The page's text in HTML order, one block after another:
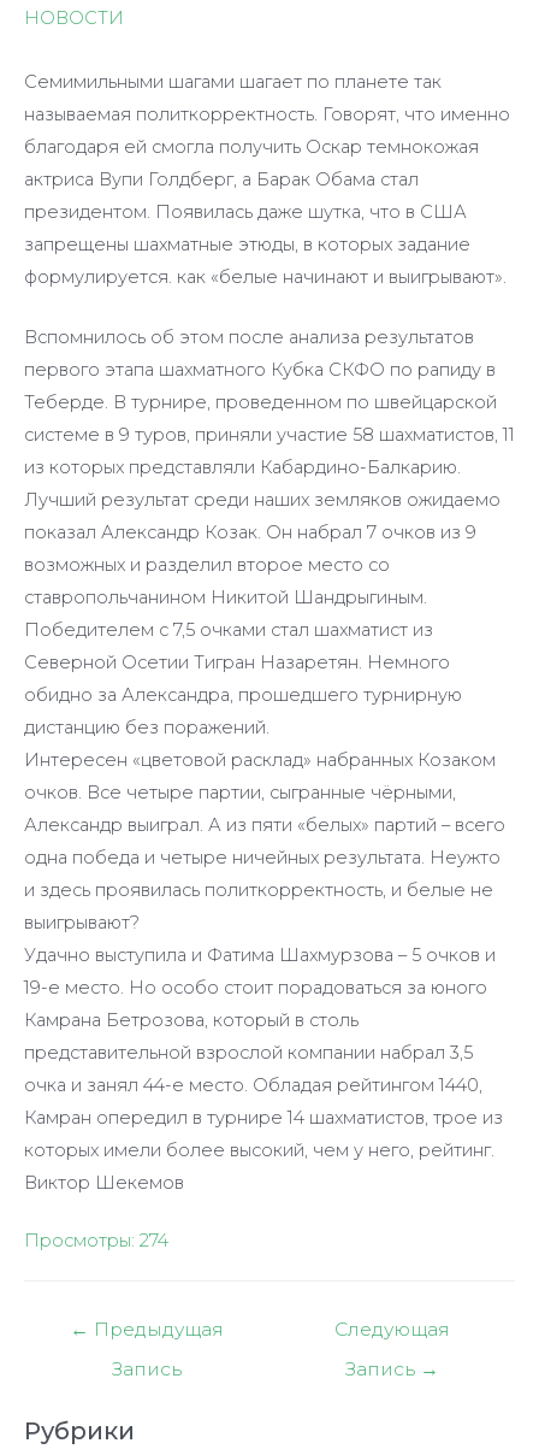
НОВОСТИ
Семимильными шагами шагает по планете так
называемая политкорректность. Говорят, что именно
благодаря ей смогла получить Оскар темнокожая
актриса Вупи Голдберг, а Барак Обама стал
президентом. Появилась даже шутка, что в США
запрещены шахматные этюды, в которых задание
формулируется. как «белые начинают и выигрывают».
Вспомнилось об этом после анализа результатов
первого этапа шахматного Кубка СКФО по рапиду в
Теберде. В турнире, проведенном по швейцарской
системе в 9 туров, приняли участие 58 шахматистов, 11
из которых представляли Кабардино-Балкарию.
Лучший результат среди наших земляков ожидаемо
показал Александр Козак. Он набрал 7 очков из 9
возможных и разделил второе место со
ставропольчанином Никитой Шандрыгиным.
Победителем с 7,5 очками стал шахматист из
Северной Осетии Тигран Назаретян. Немного
обидно за Александра, прошедшего турнирную
дистанцию без поражений.
Интересен «цветовой расклад» набранных Козаком
очков. Все четыре партии, сыгранные чёрными,
Александр выиграл. А из пяти «белых» партий – всего
одна победа и четыре ничейных результата. Неужто
и здесь проявилась политкорректность, и белые не
выигрывают?
Удачно выступила и Фатима Шахмурзова – 5 очков и
19-е место. Но особо стоит порадоваться за юного
Камрана Бетрозова, который в столь
представительной взрослой компании набрал 3,5
очка и занял 44-е место. Обладая рейтингом 1440,
Камран опередил в турнире 14 шахматистов, трое из
которых имели более высокий, чем у него, рейтинг.
Виктор Шекемов
Просмотры: 274
Навигация
← Предыдущая
Запись
Следующая
Запись →
Рубрики